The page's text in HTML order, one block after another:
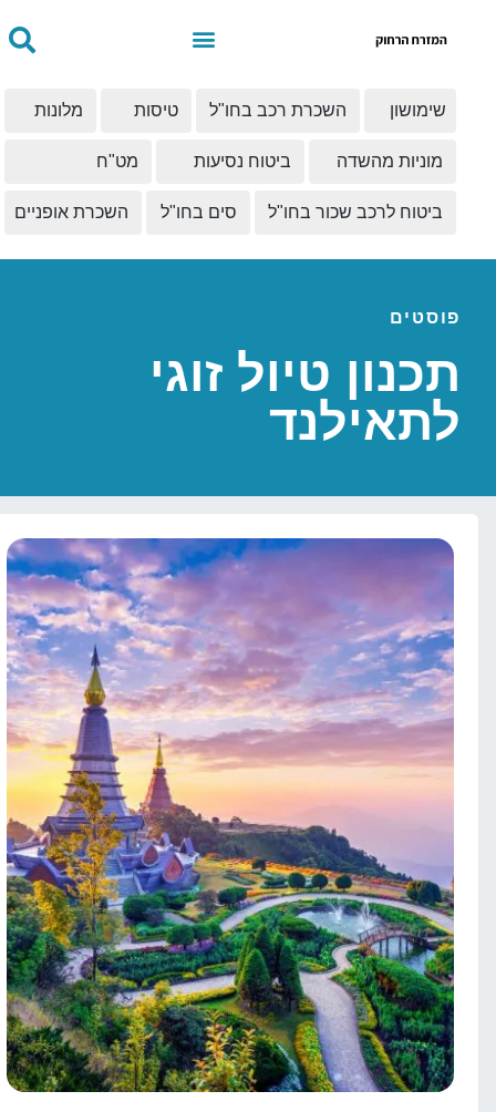
שימושון השכרת רכב בחו"ל טיסות מלונות
מוניות מהשדה ביטוח נסיעות מט"ח
ביטוח לרכב שכור בחו"ל סים בחו"ל השכרת אופניים
פוסטים
תכנון טיול זוגי
לתאילנד